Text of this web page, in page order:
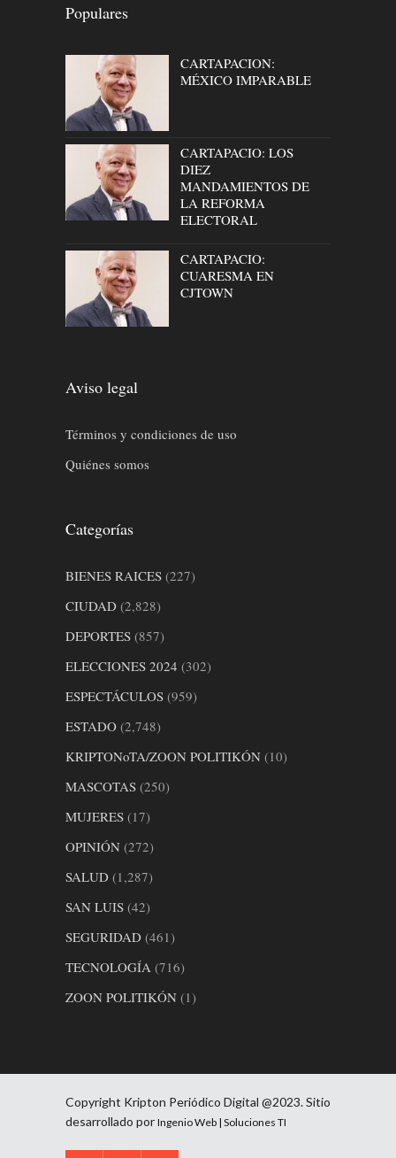
Populares
CARTAPACION:
MÉXICO IMPARABLE
CARTAPACIO: LOS
DIEZ
MANDAMIENTOS DE
LA REFORMA
ELECTORAL
CARTAPACIO:
CUARESMA EN
CJTOWN
Aviso legal
Términos y condiciones de uso
Quiénes somos
Categorías
BIENES RAICES (227)
CIUDAD (2,828)
DEPORTES (857)
ELECCIONES 2024 (302)
ESPECTÁCULOS (959)
ESTADO (2,748)
KRIPTONoTA/ZOON POLITIKÓN (10)
MASCOTAS (250)
MUJERES (17)
OPINIÓN (272)
SALUD (1,287)
SAN LUIS (42)
SEGURIDAD (461)
TECNOLOGÍA (716)
ZOON POLITIKÓN (1)
Copyright Kripton Periódico Digital @2023. Sitio
desarrollado por Ingenio Web | Soluciones TI